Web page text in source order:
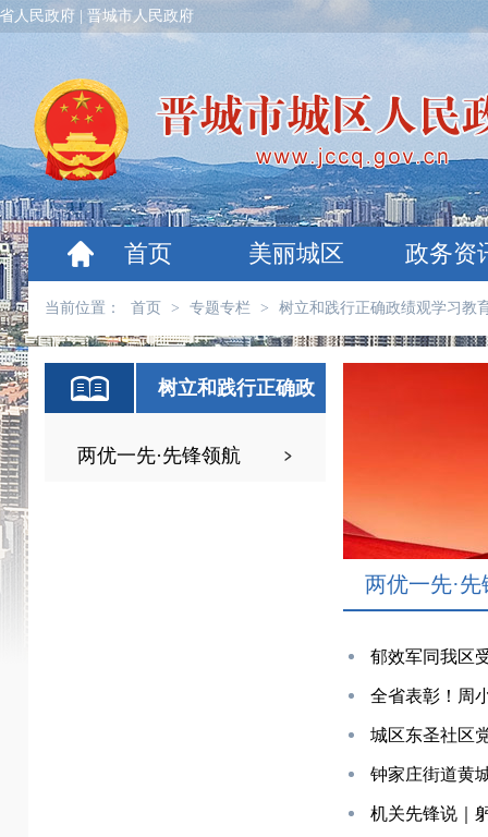
人民政府 晋城市人民政府
首页 美丽城区 政务资
当前位置： 首页 > 专题专栏 > 树立和践行正确政绩观学习教
树立和践行正确政
两优一先·先锋领航
两优一先·
郁效军同我区
全省表彰！周
城区东圣社区
钟家庄街道黄
机关先锋说｜